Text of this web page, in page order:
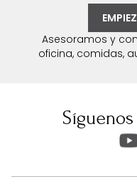
Asesoramos y
oficina, comidas,